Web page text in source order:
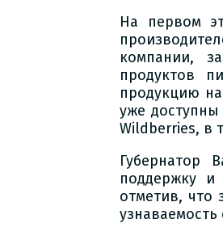
На первом
компании,
продуктов
продукцию
уже
Wildberries, в
Губернатор
поддержку
отметив, что